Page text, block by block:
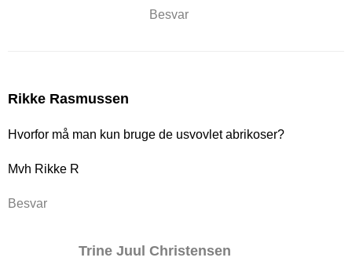
Besvar
Rikke Rasmussen
Hvorfor må man kun bruge de usvovlet abrikoser?
Mvh Rikke R
Besvar
Trine Juul Christensen